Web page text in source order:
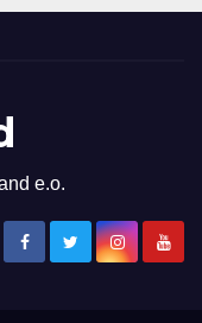
e.o.